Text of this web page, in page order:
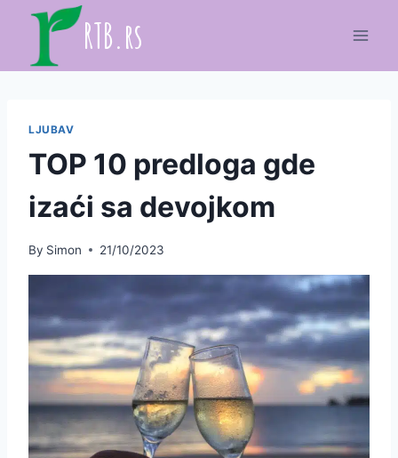
content
RTB.rs
LJUBAV
TOP 10 predloga gde
izaći sa devojkom
By Simon 21/10/2023